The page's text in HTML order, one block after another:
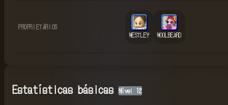
PROPRIETÁRIOS
WESTLEY
WOOLBEARD
Estatísticas básicas Nível 12